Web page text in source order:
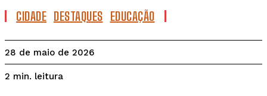
CIDADE DESTAQUES EDUCAÇÃO
28 de maio de 2026
2 min. leitura